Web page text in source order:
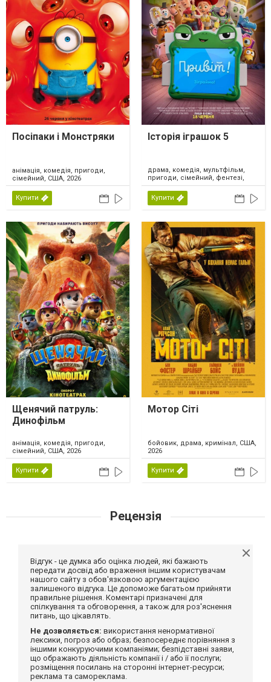
Посіпаки і Монстряки
анімація, комедія, пригоди,
сімейний, США, 2026
Купити
Історія іграшок 5
драма, комедія, мультфільм,
пригоди, сімейний, фентезі,
США, 2026
Купити
Щенячий патруль:
Динофільм
анімація, комедія, пригоди,
сімейний, США, 2026
Купити
Мотор Сіті
бойовик, драма, кримінал, США,
2026
Купити
Рецензія
Відгук - це думка або оцінка людей, які бажають
передати досвід або враження іншим користувачам
нашого сайту з обов'язковою аргументацією
залишеного відгука. Це допоможе багатьом прийняти
правильне рішення. Коментарі призначені для
спілкування та обговорення, а також для роз'яснення
питань, що цікавлять.
Не дозволяється: використання ненормативної
лексики, погроз або образ; безпосереднє порівняння з
іншими конкуруючими компаніями; безпідставні заяви,
що ображають діяльність компанії і / або її послуги;
розміщення посилань на сторонні інтернет-ресурси;
реклама та самореклама.